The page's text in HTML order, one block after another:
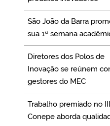
São João da Barra
sua 1ª semana
Diretores dos Polos de
Inovação se reúnem
gestores do MEC
Trabalho premiado no III
Conepe aborda